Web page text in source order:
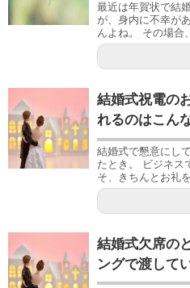
最近は年賀状で結
が、身内に不幸が
んよね。 その場合
結婚式祝電の
れるのはこん
結婚式で懇意にし
たとき。 ビジネス
そ、きちんとお礼
結婚式欠席の
ングで渡して